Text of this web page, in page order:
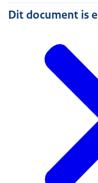
Dit document is